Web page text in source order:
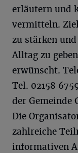
erläutern und
vermitteln.
zu stärken
Alltag zu
erwünscht.
Tel. 02158
der Gemeinde
Die
zahlreiche
informativen